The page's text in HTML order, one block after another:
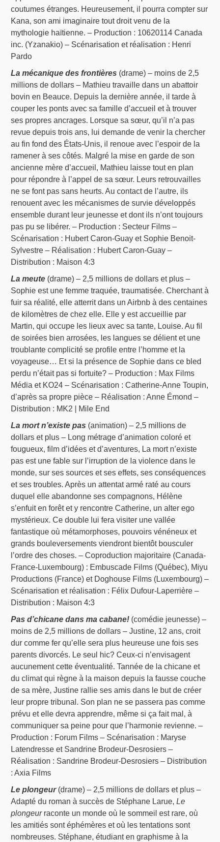
coutumes étranges. Heureusement, il pourra compter sur
Kana, son ami imaginaire tout droit venu de la
mythologie haïtienne. – Production : 10620114 Canada
inc. (Yzanakio) – Scénarisation et réalisation : Henri
Pardo
La mécanique des frontières (drame) – moins de 2,5
millions de dollars – Mathieu travaille dans un abattoir
bovin en Beauce. Depuis la dernière année, il tarde à
couper les ponts avec sa famille d’accueil et à trouver
ses propres ancrages. Lorsque sa sœur, qu’il n’a pas
revue depuis trois ans, lui demande de venir la chercher
au fin fond des États-Unis, il renoue avec l’espoir de la
ramener à ses côtés. Malgré la mise en garde de son
ancienne mère d’accueil, Mathieu laisse tout en plan
pour répondre à l’appel de sa sœur. Leurs retrouvailles
ne se font pas sans heurts. Au contact de l’autre, ils
renouent avec les mécanismes de survie développés
ensemble durant leur jeunesse et dont ils n’ont toujours
pas pu se libérer. – Production : Secteur Films –
Scénarisation : Hubert Caron-Guay et Sophie Benoit-
Sylvestre – Réalisation : Hubert Caron-Guay –
Distribution : Maison 4:3
La meute (drame) – 2,5 millions de dollars et plus –
Sophie est une femme traquée, traumatisée. Cherchant à
fuir sa réalité, elle atterrit dans un Airbnb à des centaines
de kilomètres de chez elle. Elle y est accueillie par
Martin, qui occupe les lieux avec sa tante, Louise. Au fil
de soirées bien arrosées, les langues se délient et une
troublante complicité se profile entre l’homme et la
voyageuse… Et si la présence de Sophie dans ce bled
perdu n’était pas si fortuite? – Production : Max Films
Média et KO24 – Scénarisation : Catherine-Anne Toupin,
d’après sa propre pièce – Réalisation : Anne Émond –
Distribution : MK2 | Mile End
La mort n’existe pas (animation) – 2,5 millions de
dollars et plus – Long métrage d’animation coloré et
fougueux, film d’idées et d’aventures, La mort n’existe
pas est une fable sur l’irruption de la violence dans le
monde, sur ses sources et ses effets, ses conséquences
et ses troubles. Après un attentat armé raté au cours
duquel elle abandonne ses compagnons, Hélène
s’enfuit en forêt et y rencontre Catherine, un alter ego
mystérieux. Ce double lui fera visiter une vallée
fantastique où métamorphoses, pouvoirs vénéneux et
grands bouleversements viendront bientôt bousculer
l’ordre des choses. – Coproduction majoritaire (Canada-
France-Luxembourg) : Embuscade Films (Québec), Miyu
Productions (France) et Doghouse Films (Luxembourg) –
Scénarisation et réalisation : Félix Dufour-Laperrière –
Distribution : Maison 4:3
Pas d’chicane dans ma cabane! (comédie jeunesse) –
moins de 2,5 millions de dollars – Justine, 12 ans, croit
dur comme fer qu’elle sera plus heureuse une fois ses
parents divorcés. Le seul hic? Ceux-ci n’envisagent
aucunement cette éventualité. Tannée de la chicane et
du climat qui règne à la maison depuis la fausse couche
de sa mère, Justine rallie ses amis dans le but de créer
leur propre tribunal. Son plan ne se passera pas comme
prévu et elle devra apprendre, même si ça fait mal, à
communiquer sa peine pour que l’harmonie revienne. –
Production : Forum Films – Scénarisation : Maryse
Latendresse et Sandrine Brodeur-Desrosiers –
Réalisation : Sandrine Brodeur-Desrosiers – Distribution
: Axia Films
Le plongeur(drame) – 2,5 millions de dollars et plus –
Adapté du roman à succès de Stéphane Larue,Le
plongeurraconte un monde où le sommeil est rare, où
les amitiés sont éphémères et où les tentations sont
nombreuses. Stéphane, étudiant en graphisme à la